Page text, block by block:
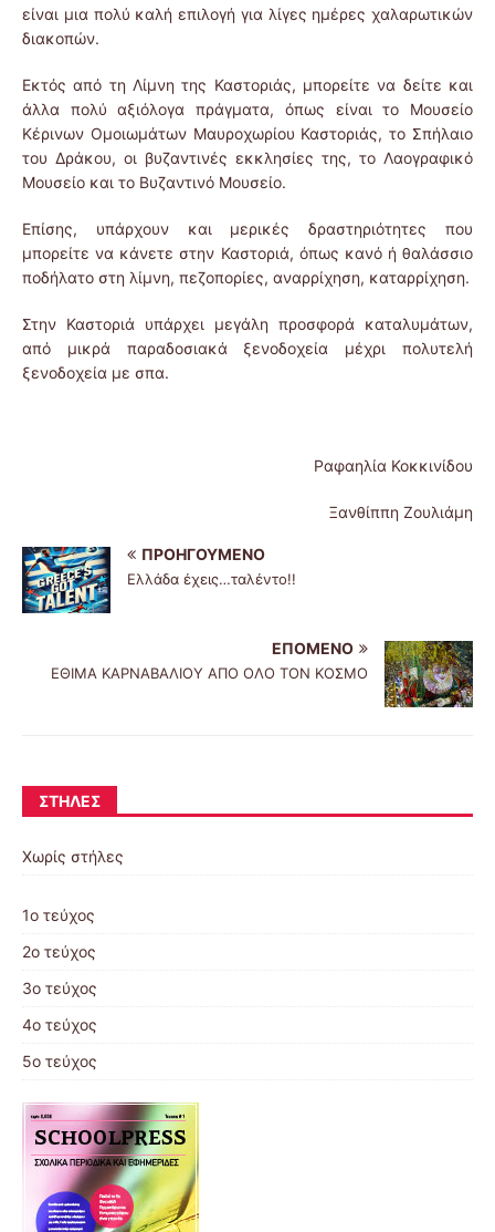
είναι μια πολύ καλή επιλογή για λίγες ημέρες χαλαρωτικών
διακοπών.
Εκτός από τη Λίμνη της Καστοριάς, μπορείτε να δείτε και
άλλα πολύ αξιόλογα πράγματα, όπως είναι το Μουσείο
Κέρινων Ομοιωμάτων Μαυροχωρίου Καστοριάς, το Σπήλαιο
του Δράκου, οι βυζαντινές εκκλησίες της, το Λαογραφικό
Μουσείο και το Βυζαντινό Μουσείο.
Επίσης, υπάρχουν και μερικές δραστηριότητες που
μπορείτε να κάνετε στην Καστοριά, όπως κανό ή θαλάσσιο
ποδήλατο στη λίμνη, πεζοπορίες, αναρρίχηση, καταρρίχηση.
Στην Καστοριά υπάρχει μεγάλη προσφορά καταλυμάτων,
από μικρά παραδοσιακά ξενοδοχεία μέχρι πολυτελή
ξενοδοχεία με σπα.
Ραφαηλία Κοκκινίδου
Ξανθίππη Ζουλιάμη
ΠΡΟΗΓΟΎΜΕΝΟ
Ελλάδα έχεις…ταλέντο!!
ΕΠΌΜΕΝΟ
ΕΘΙΜΑ ΚΑΡΝΑΒΑΛΙΟΥ ΑΠΟ ΟΛΟ ΤΟΝ ΚΟΣΜΟ
ΣΤΉΛΕΣ
Χωρίς στήλες
1ο τεύχος
2ο τεύχος
3ο τεύχος
4ο τεύχος
5ο τεύχος